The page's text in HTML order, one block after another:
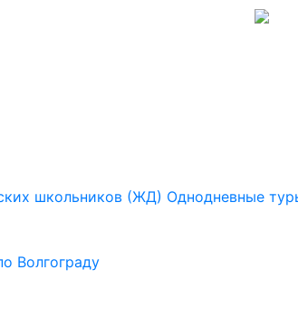
школьников (ЖД) Однодневные
Волгограду